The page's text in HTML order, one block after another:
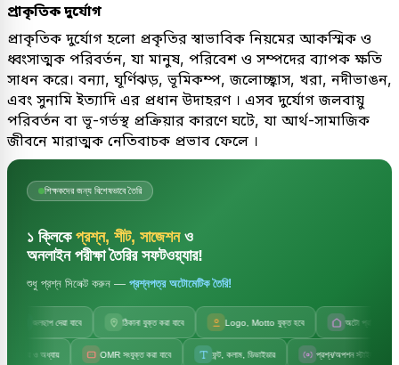
প্রাকৃতিক দুর্যোগ
প্রাকৃতিক দুর্যোগ হলো প্রকৃতির স্বাভাবিক নিয়মের আকস্মিক ও
ধ্বংসাত্মক পরিবর্তন, যা মানুষ, পরিবেশ ও সম্পদের ব্যাপক ক্ষতি
সাধন করে। বন্যা, ঘূর্ণিঝড়, ভূমিকম্প, জলোচ্ছ্বাস, খরা, নদীভাঙন,
এবং সুনামি ইত্যাদি এর প্রধান উদাহরণ । এসব দুর্যোগ জলবায়ু
পরিবর্তন বা ভূ-গর্ভস্থ প্রক্রিয়ার কারণে ঘটে, যা আর্থ-সামাজিক
জীবনে মারাত্মক নেতিবাচক প্রভাব ফেলে ।
শিক্ষকদের জন্য বিশেষভাবে তৈরি
১ ক্লিকে প্রশ্ন, শীট, সাজেশনও
অনলাইন পরীক্ষা তৈরির সফটওয়্যার!
শুধু প্রশ্ন সিলেক্ট করুন — প্রশ্নপত্র অটোমেটিক তৈরি!
জলছাপ দেয়া যাবে ঠিকানা যুক্ত করা যাবে Logo, Motto যুক্ত হবে অটো প্রতিষ্ঠানের নাম
OMR সংযুক্ত করা যাবে ফন্ট, কলাম, ডিভাইডার প্রশ্ন/অপশন স্টাইল পরিবর্তন